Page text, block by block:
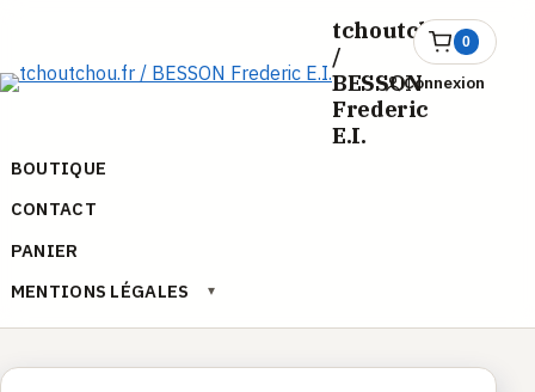
contenu
tchoutchou.fr
/
BESSON
Frederic
E.I.
BOUTIQUE
CONTACT
PANIER
MENTIONS LÉGALES
▾
0
Ouvrir
le
panier
Connexion